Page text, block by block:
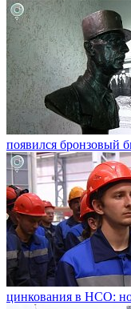
появился бронзовый
цинкования в НСО: